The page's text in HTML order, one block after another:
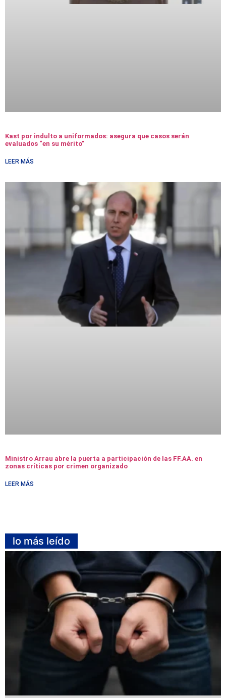
Kast por indulto a uniformados: asegura que casos serán
evaluados “en su mérito”
LEER MÁS
Ministro Arrau abre la puerta a participación de las FF.AA. en
zonas críticas por crimen organizado
LEER MÁS
lo más leído